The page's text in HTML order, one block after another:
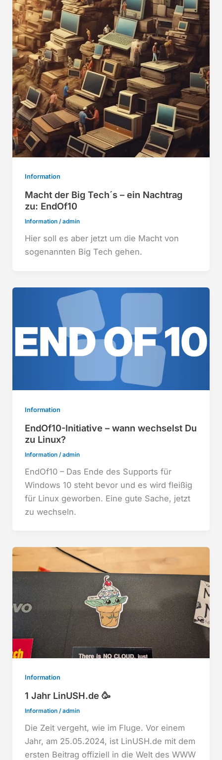
Information
Macht der Big Tech´s – ein Nachtrag
zu: EndOf10
Information/admin
Hier soll es aber jetzt um die Macht von
sogenannten Big Tech gehen.
Information
EndOf10-Initiative – wann wechselst Du
zu Linux?
Information/admin
EndOf10 – Das Ende des Supports für
Windows 10 steht bevor und es wird fleißig
für Linux geworben. Eine gute Sache, jetzt
zu wechseln.
Information
1 Jahr LinUSH.de 🥳
Information/admin
Die Zeit vergeht, wie im Fluge. Vor einem
Jahr, am 25.05.2024, ist LinUSH.de mit dem
ersten Beitrag offiziell in die Welt des WWW